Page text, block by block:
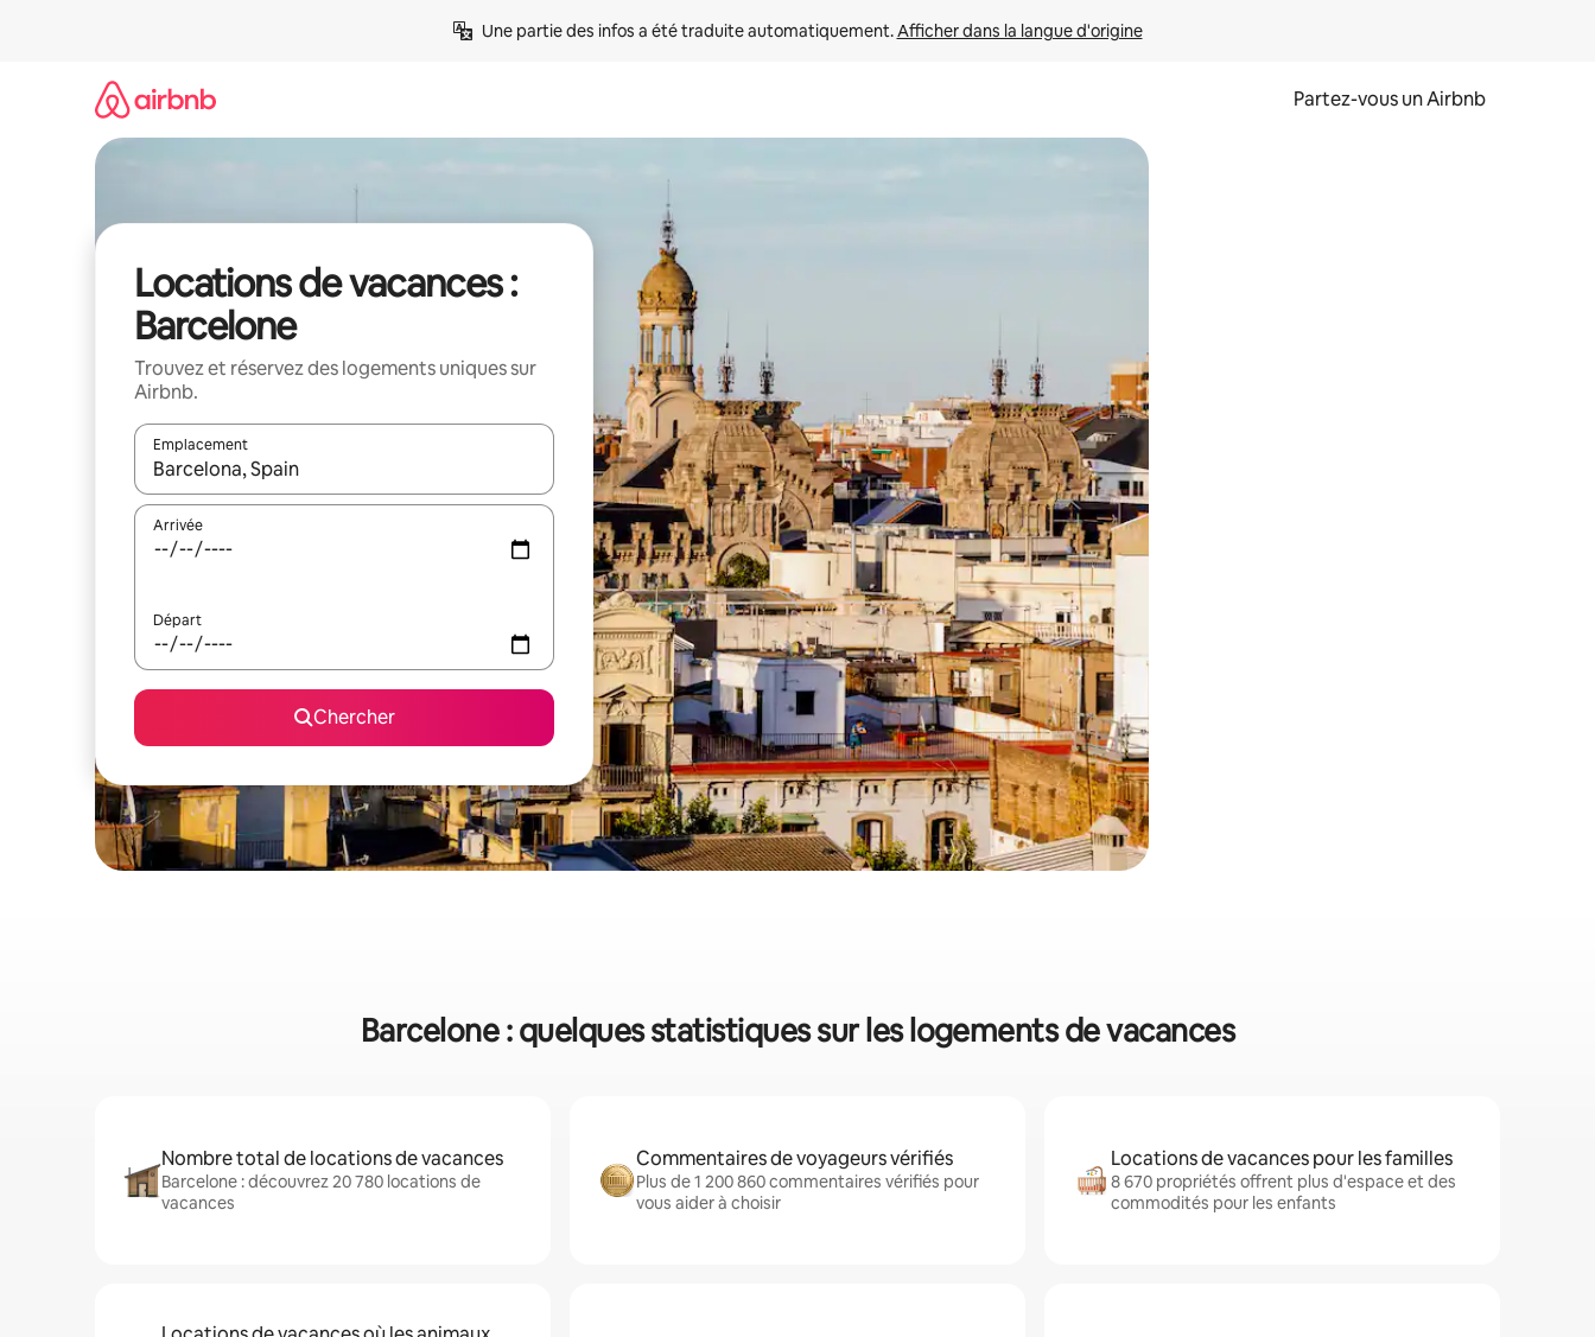
Une partie des infos a été traduite automatiquement. Afficher dans la langue d'origine
Partez-vous un Airbnb
Locations de vacances :
Barcelone
Trouvez et réservez des logements uniques sur
Airbnb.
Emplacement
Quand les résultats sont affichés, parcourez-les en utilisant les flèches vers le haut et vers le bas, ou en appuyant dessus et en les faisant glisser.
Arrivée
Départ
Chercher
Barcelone : quelques statistiques sur les logements de vacances
Nombre total de locations de vacances
Barcelone : découvrez 20 780 locations de
vacances
Commentaires de voyageurs vérifiés
Plus de 1 200 860 commentaires vérifiés pour
vous aider à choisir
Locations de vacances pour les familles
8 670 propriétés offrent plus d'espace et des
commodités pour les enfants